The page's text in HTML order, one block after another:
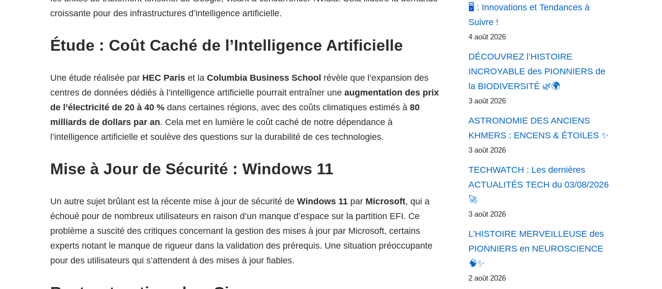
croissante pour des infrastructures d’intelligence artificielle.
Étude : Coût Caché de l’Intelligence Artificielle
Une étude réalisée par HEC Paris et la Columbia Business School révèle que l’expansion des
centres de données dédiés à l’intelligence artificielle pourrait entraîner une augmentation des prix
de l’électricité de 20 à 40 % dans certaines régions, avec des coûts climatiques estimés à 80
milliards de dollars par an. Cela met en lumière le coût caché de notre dépendance à
l’intelligence artificielle et soulève des questions sur la durabilité de ces technologies.
Mise à Jour de Sécurité : Windows 11
Un autre sujet brûlant est la récente mise à jour de sécurité de Windows 11 par Microsoft, qui a
échoué pour de nombreux utilisateurs en raison d’un manque d’espace sur la partition EFI. Ce
problème a suscité des critiques concernant la gestion des mises à jour par Microsoft, certains
experts notant le manque de rigueur dans la validation des prérequis. Une situation préoccupante
pour des utilisateurs qui s’attendent à des mises à jour fiables.
🖥️ : Innovations et Tendances à
Suivre !
4 août 2026
DÉCOUVREZ l’HISTOIRE
INCROYABLE des PIONNIERS de
la BIODIVERSITÉ 🌿🌍
3 août 2026
ASTRONOMIE DES ANCIENS
KHMERS : ENCENS & ÉTOILES ✨
3 août 2026
TECHWATCH : Les dernières
ACTUALITÉS TECH du 03/08/2026
🚀
3 août 2026
L’HISTOIRE MERVEILLEUSE des
PIONNIERS en NEUROSCIENCE
🧠✨
2 août 2026